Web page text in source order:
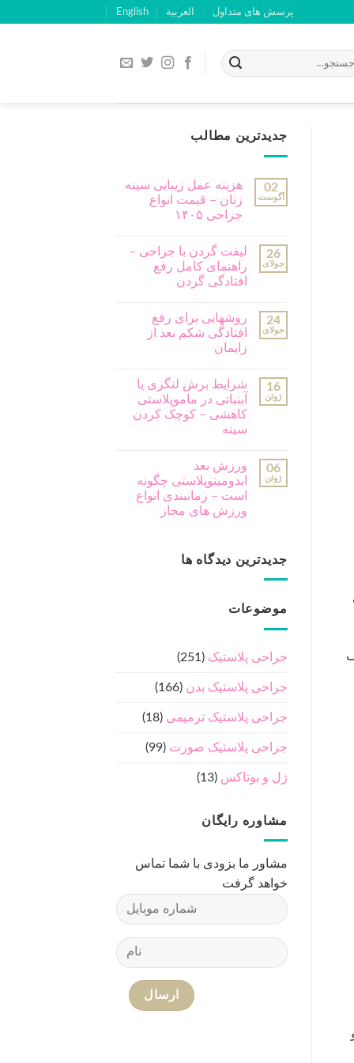
پرسش های متداول العربية English
جدیدترین مطالب
02
آگوست
هزینه عمل زیبایی سینه
زنان – قیمت انواع
جراحی ۱۴۰۵
26
جولای
لیفت گردن با جراحی –
راهنمای کامل رفع
افتادگی گردن
24
جولای
روشهایی برای رفع
افتادگی شکم بعد از
زایمان
16
ژوئن
شرایط برش لنگری یا
آبنباتی در ماموپلاستی
کاهشی – کوچک کردن
سینه
06
ژوئن
ورزش بعد
ابدومینوپلاستی چگونه
است – زمانبندی انواع
ورزش های مجاز
جدیدترین دیدگاه ها
موضوعات
جراحی پلاستیک (251)
جراحی پلاستیک بدن (166)
جراحی پلاستیک ترمیمی (18)
جراحی پلاستیک صورت (99)
ژل و بوتاکس (13)
مشاوره رایگان
مشاور ما بزودی با شما تماس
خواهد گرفت